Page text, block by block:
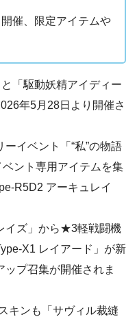
催、限定アイテムや
「駆動妖精アイディー
年5月28日より開催さ
イベント「“私”の物語
ント専用アイテムを集
R5D2 アーキュレイ
イズ」から★3軽戦闘機
X1 レイアード」が新
プ召集が開催されま
キンも「サヴィル裁縫